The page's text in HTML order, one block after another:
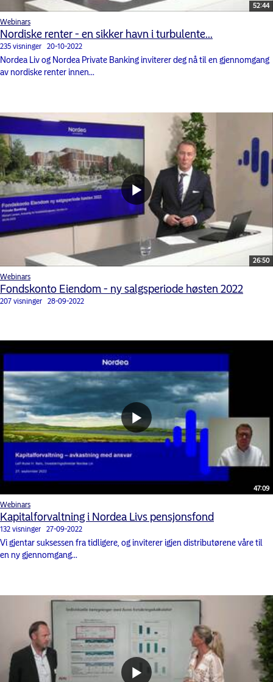
52:44
Webinars
Nordiske renter - en sikker havn i turbulente...
235 visninger 20-10-2022
Nordea Liv og Nordea Private Banking inviterer deg nå til en gjennomgang
av nordiske renter innen...
26:50
Webinars
Fondskonto Eiendom - ny salgsperiode høsten 2022
207 visninger 28-09-2022
47:09
Webinars
Kapitalforvaltning i Nordea Livs pensjonsfond
132 visninger 27-09-2022
Vi gjentar suksessen fra tidligere, og inviterer igjen distributørene våre til
en ny gjennomgang...